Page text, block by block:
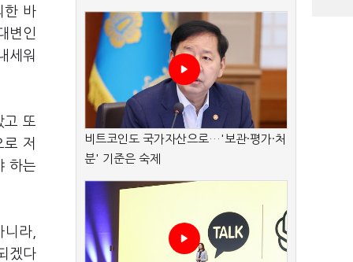
한 바
변인
세워
고 또
저
하는
라,
겠다
비트코인도 국가자산으로…'보관·평가·처
분' 기준은 숙제